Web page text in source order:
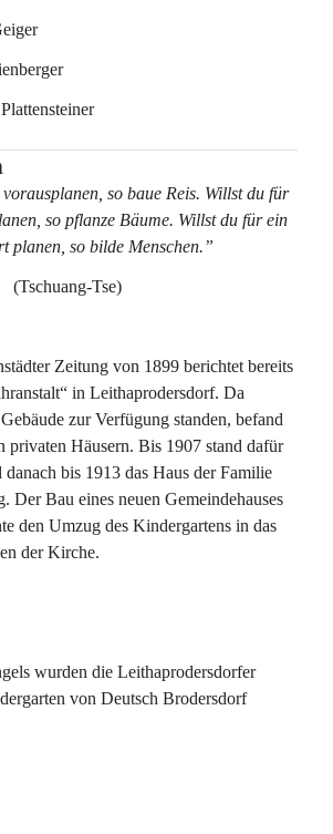
so baue Reis. Willst du für
so pflanze Bäume. Willst du für ein
planen, so bilde Menschen.”
(Tschuang-Tse)
Zeitung von 1899 berichtet bereits
in Leithaprodersdorf. Da
zur Verfügung standen, befand
privaten Häusern. Bis 1907 stand dafür
danach bis 1913 das Haus der Familie
Der Bau eines neuen Gemeindehauses
den Umzug des Kindergartens in das
der Kirche.
wurden die Leithaprodersdorfer
von Deutsch Brodersdorf